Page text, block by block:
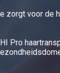
zorgt voor
Pro